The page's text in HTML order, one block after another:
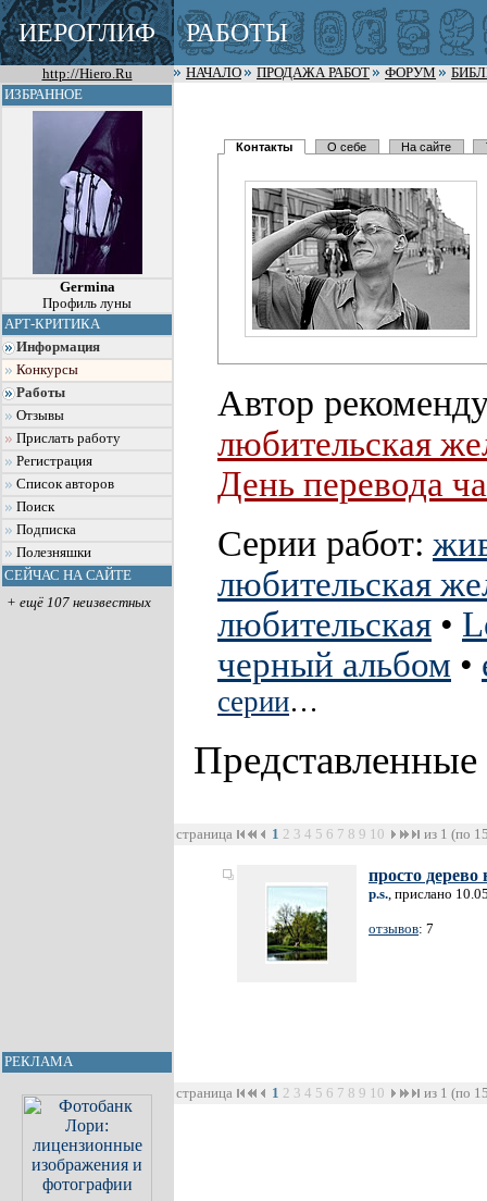
ИЕРОГЛИФ РАБОТЫ
http://Hiero.Ru НАЧАЛО ПРОДАЖА РАБОТ ФОРУМ
ИЗБРАННОЕ
Germina
Профиль луны
АРТ-КРИТИКА
Информация
Конкурсы
Работы
Отзывы
Прислать работу
Регистрация
Список авторов
Поиск
Подписка
Полезняшки
СЕЙЧАС НА САЙТЕ
+ ещё 107 неизвестных
РЕКЛАМА
Контакты О себе На сайте
Автор
любительская
День перевода
Серии работ:
любительская
любительская •
черный альбом •
серии…
страница 1 2 3 4 5 6 7 8 9 10 из 1 (по
просто дерево
p.s., прислано
отзывов: 7
страница 1 2 3 4 5 6 7 8 9 10 из 1 (по